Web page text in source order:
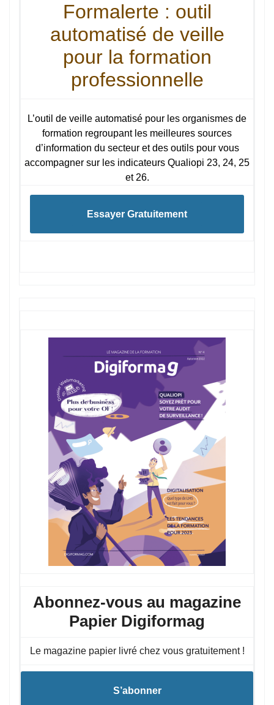
Formalerte : outil
automatisé de veille
pour la formation
professionnelle
L’outil de veille automatisé pour les organismes de
formation regroupant les meilleures sources
d’information du secteur et des outils pour vous
accompagner sur les indicateurs Qualiopi 23, 24, 25
et 26.
Essayer Gratuitement
Abonnez-vous au magazine
Papier Digiformag
Le magazine papier livré chez vous gratuitement !
S’abonner